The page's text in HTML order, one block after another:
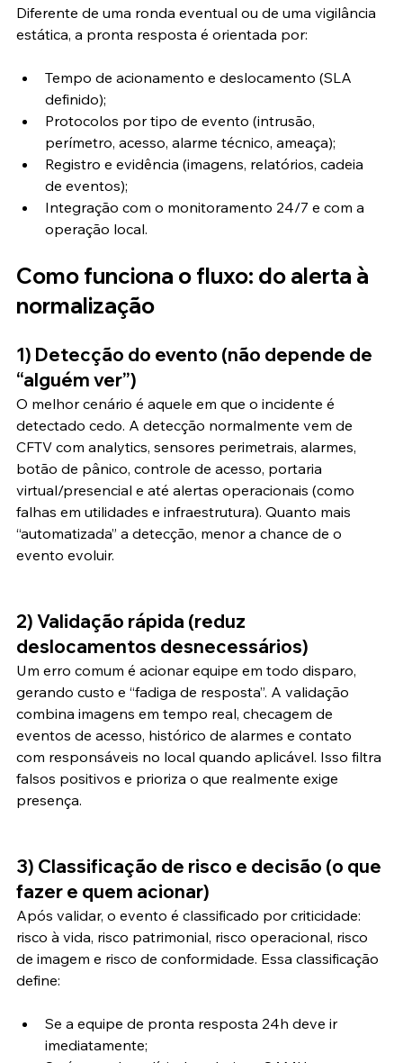
Diferente de uma ronda eventual ou de uma vigilância
estática, a pronta resposta é orientada por:
Tempo de acionamento e deslocamento (SLA
definido);
Protocolos por tipo de evento (intrusão,
perímetro, acesso, alarme técnico, ameaça);
Registro e evidência (imagens, relatórios, cadeia
de eventos);
Integração com o monitoramento 24/7 e com a
operação local.
Como funciona o fluxo: do alerta à
normalização
1) Detecção do evento (não depende de
“alguém ver”)
O melhor cenário é aquele em que o incidente é
detectado cedo. A detecção normalmente vem de
CFTV com analytics, sensores perimetrais, alarmes,
botão de pânico, controle de acesso, portaria
virtual/presencial e até alertas operacionais (como
falhas em utilidades e infraestrutura). Quanto mais
“automatizada” a detecção, menor a chance de o
evento evoluir.
2) Validação rápida (reduz
deslocamentos desnecessários)
Um erro comum é acionar equipe em todo disparo,
gerando custo e “fadiga de resposta”. A validação
combina imagens em tempo real, checagem de
eventos de acesso, histórico de alarmes e contato
com responsáveis no local quando aplicável. Isso filtra
falsos positivos e prioriza o que realmente exige
presença.
3) Classificação de risco e decisão (o que
fazer e quem acionar)
Após validar, o evento é classificado por criticidade:
risco à vida, risco patrimonial, risco operacional, risco
de imagem e risco de conformidade. Essa classificação
define:
Se a equipe de pronta resposta 24h deve ir
imediatamente;